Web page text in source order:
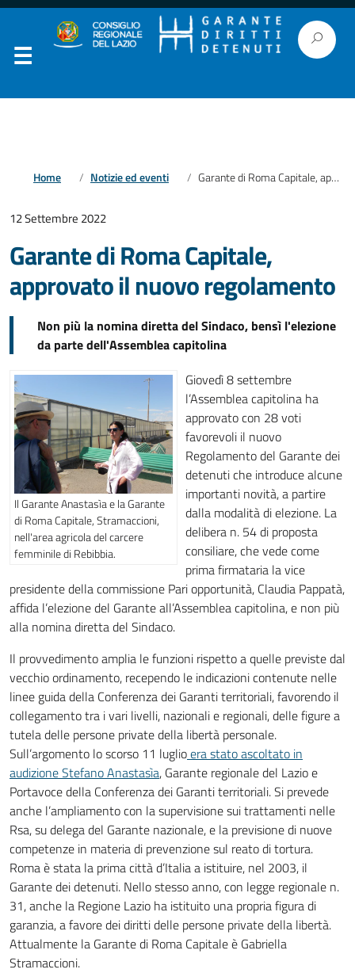
Home Notizie ed eventi Garante di Roma Capitale, approvato il nuovo regolamento
12 Settembre 2022
Garante di Roma Capitale,
approvato il nuovo regolamento
Non più la nomina diretta del Sindaco, bensì l'elezione
da parte dell'Assemblea capitolina
Il Garante Anastasìa e la Garante
di Roma Capitale, Stramaccioni,
nell'area agricola del carcere
femminile di Rebibbia.
Giovedì 8 settembre
l’Assemblea capitolina ha
approvato con 28 voti
favorevoli il nuovo
Regolamento del Garante dei
detenuti che introduce alcune
importanti novità, a partire
dalla modalità di elezione. La
delibera n. 54 di proposta
consiliare, che vede come
prima firmataria la vice
presidente della commissione Pari opportunità, Claudia Pappatà,
affida l’elezione del Garante all’Assemblea capitolina, e non più
alla nomina diretta del Sindaco.
Il provvedimento amplia le funzioni rispetto a quelle previste dal
vecchio ordinamento, recependo le indicazioni contenute nelle
linee guida della Conferenza dei Garanti territoriali, favorendo il
collegamento tra i vari livelli, nazionali e regionali, delle figure a
tutela delle persone private della libertà personale.
Sull’argomento lo scorso 11 luglioera stato ascoltato in
audizione Stefano Anastasìa, Garante regionale del Lazio e
Portavoce della Conferenza dei Garanti territoriali. Si prevede
anche l’ampliamento con la supervisione sui trattamenti nelle
Rsa, su delega del Garante nazionale, e la previsione di nuove
competenze in materia di prevenzione sul reato di tortura.
Roma è stata la prima città d’Italia a istituire, nel 2003, il
Garante dei detenuti. Nello stesso anno, con legge regionale n.
31, anche la Regione Lazio ha istituito una propria figura di
garanzia, a favore dei diritti delle persone private della libertà.
Attualmente la Garante di Roma Capitale è Gabriella
Stramaccioni.